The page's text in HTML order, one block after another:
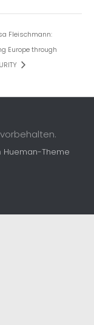
Fleischmann:
Europe through
Hueman-Theme